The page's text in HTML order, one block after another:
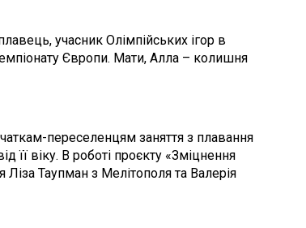
учасник Олімпійських ігор в
Європи. Мати, Алла – колишня
переселенцям заняття з плавання
віку. В роботі проєкту «Зміцнення
Таупман з Мелітополя та Валерія